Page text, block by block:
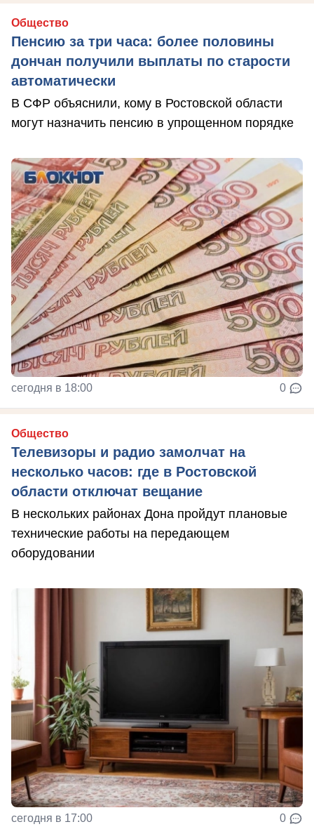
Общество
Пенсию за три часа: более половины
дончан получили выплаты по старости
автоматически
В СФР объяснили, кому в Ростовской области
могут назначить пенсию в упрощенном порядке
сегодня в 18:00 0
Общество
Телевизоры и радио замолчат на
несколько часов: где в Ростовской
области отключат вещание
В нескольких районах Дона пройдут плановые
технические работы на передающем
оборудовании
сегодня в 17:00 0